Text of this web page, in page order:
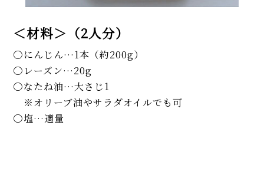
＜材料＞（2人分）
にんじん…1本（約200g）
レーズン…20g
なたね油…大さじ1
※オリーブ油やサラダオイルでも可
塩…適量